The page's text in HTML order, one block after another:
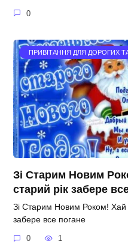
0
ПРИВІТАННЯ ДЛЯ ДОРОГИХ
Зі Старим Новим
старий рік забере
Зі Старим Новим Роком! Хай
забере все погане
0 1